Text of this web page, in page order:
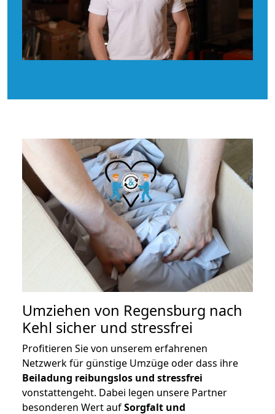
Umziehen von Regensburg nach
Kehl sicher und stressfrei
Profitieren Sie von unserem erfahrenen
Netzwerk für günstige Umzüge oder dass ihre
Beiladung reibungslos und stressfrei
vonstattengeht. Dabei legen unsere Partner
besonderen Wert aufSorgfalt und